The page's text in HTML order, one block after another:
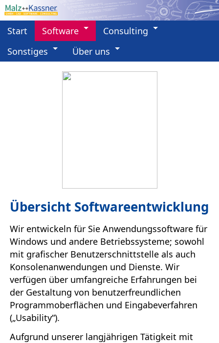
Start Software
Consulting
Sonstiges
Über uns
Übersicht Softwareentwicklung
Wir entwickeln für Sie Anwendungssoftware für
Windows und andere Betriebs­systeme; sowohl
mit grafischer Benutzerschnittstelle als auch
Konsolenanwendungen und Dienste. Wir
verfügen über umfangreiche Erfahrungen bei
der Gestaltung von benutzerfreundlichen
Programm­oberflächen und Eingabeverfahren
(„Usability“).
Aufgrund unserer langjährigen Tätigkeit mit